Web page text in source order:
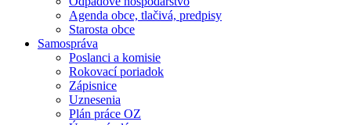
Agenda obce, tlačivá, predpisy
Starosta obce
Samospráva
Poslanci a komisie
Rokovací poriadok
Zápisnice
Uznesenia
Plán práce OZ